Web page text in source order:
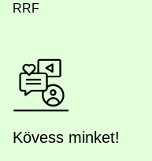
RRF
Kövess minket!